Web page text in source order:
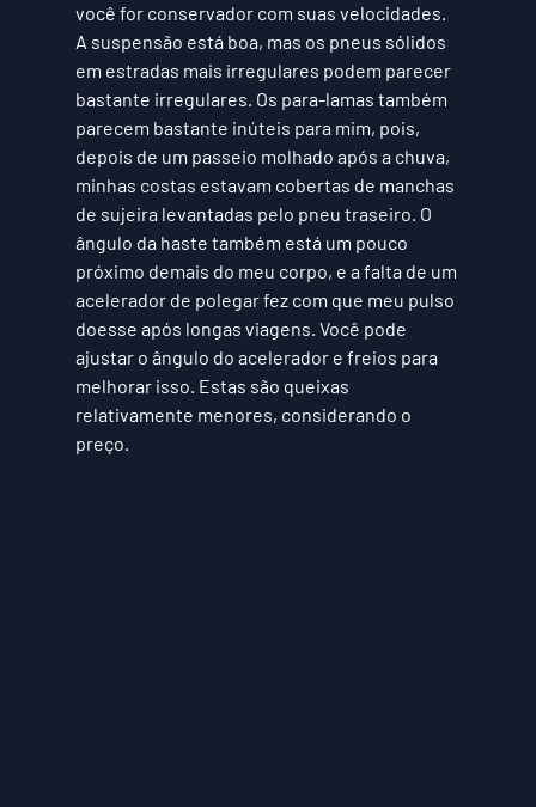
você for conservador com suas velocidades.
A suspensão está boa, mas os pneus sólidos
em estradas mais irregulares podem parecer
bastante irregulares. Os para-lamas também
parecem bastante inúteis para mim, pois,
depois de um passeio molhado após a chuva,
minhas costas estavam cobertas de manchas
de sujeira levantadas pelo pneu traseiro. O
ângulo da haste também está um pouco
próximo demais do meu corpo, e a falta de um
acelerador de polegar fez com que meu pulso
doesse após longas viagens. Você pode
ajustar o ângulo do acelerador e freios para
melhorar isso. Estas são queixas
relativamente menores, considerando o
preço.